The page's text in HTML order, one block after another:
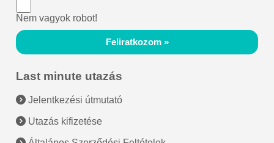
Nem vagyok robot!
Feliratkozom »
Last minute utazás
Jelentkezési útmutató
Utazás kifizetése